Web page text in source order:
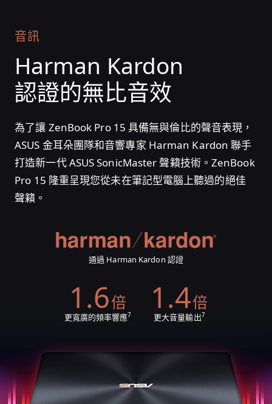
音訊
Harman Kardon
認證的無比音效
為了讓 ZenBook Pro 15 具備無與倫比的聲音表現，
ASUS 金耳朵團隊和音響專家 Harman Kardon 聯手
打造新一代 ASUS SonicMaster 聲籟技術。ZenBook
Pro 15 隆重呈現您從未在筆記型電腦上聽過的絕佳
聲籟。
通過 Harman Kardon 認證
1.6倍
更寬廣的頻率響應7 1.4倍
更大音量輸出7